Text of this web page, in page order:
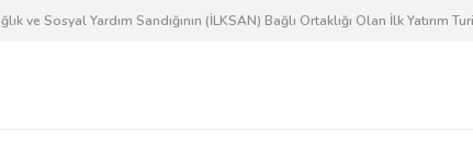
ve Sosyal Yardım Sandığının (İLKSAN) Bağlı Ortaklığı Olan İlk